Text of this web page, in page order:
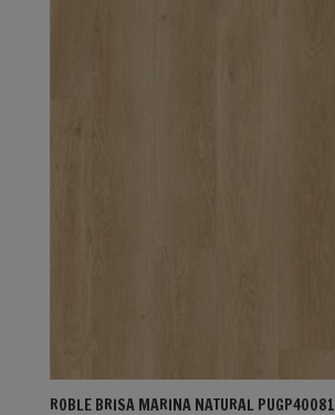
ROBLE BRISA MARINA NATURAL PUGP40081